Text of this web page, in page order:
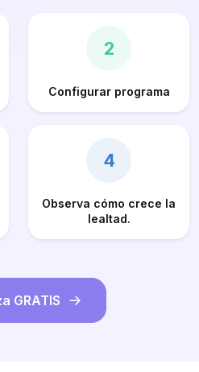
2
Configurar programa
4
Observa cómo crece la
lealtad.
GRATIS